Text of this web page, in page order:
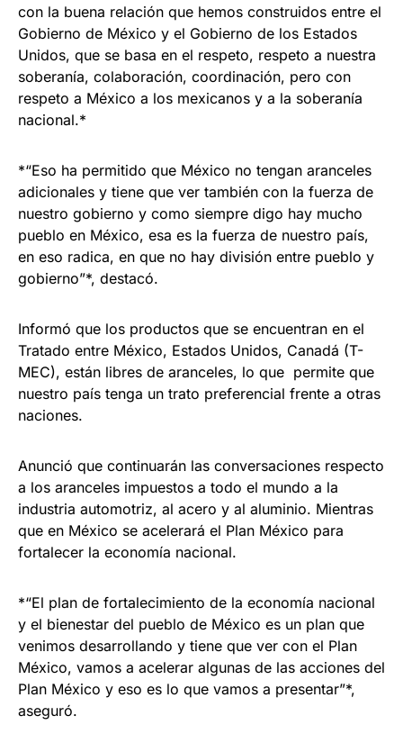
con la buena relación que hemos construidos entre el
Gobierno de México y el Gobierno de los Estados
Unidos, que se basa en el respeto, respeto a nuestra
soberanía, colaboración, coordinación, pero con
respeto a México a los mexicanos y a la soberanía
nacional.*
*“Eso ha permitido que México no tengan aranceles
adicionales y tiene que ver también con la fuerza de
nuestro gobierno y como siempre digo hay mucho
pueblo en México, esa es la fuerza de nuestro país,
en eso radica, en que no hay división entre pueblo y
gobierno”*, destacó.
Informó que los productos que se encuentran en el
Tratado entre México, Estados Unidos, Canadá (T-
MEC), están libres de aranceles, lo que permite que
nuestro país tenga un trato preferencial frente a otras
naciones.
Anunció que continuarán las conversaciones respecto
a los aranceles impuestos a todo el mundo a la
industria automotriz, al acero y al aluminio. Mientras
que en México se acelerará el Plan México para
fortalecer la economía nacional.
*“El plan de fortalecimiento de la economía nacional
y el bienestar del pueblo de México es un plan que
venimos desarrollando y tiene que ver con el Plan
México, vamos a acelerar algunas de las acciones del
Plan México y eso es lo que vamos a presentar”*,
aseguró.